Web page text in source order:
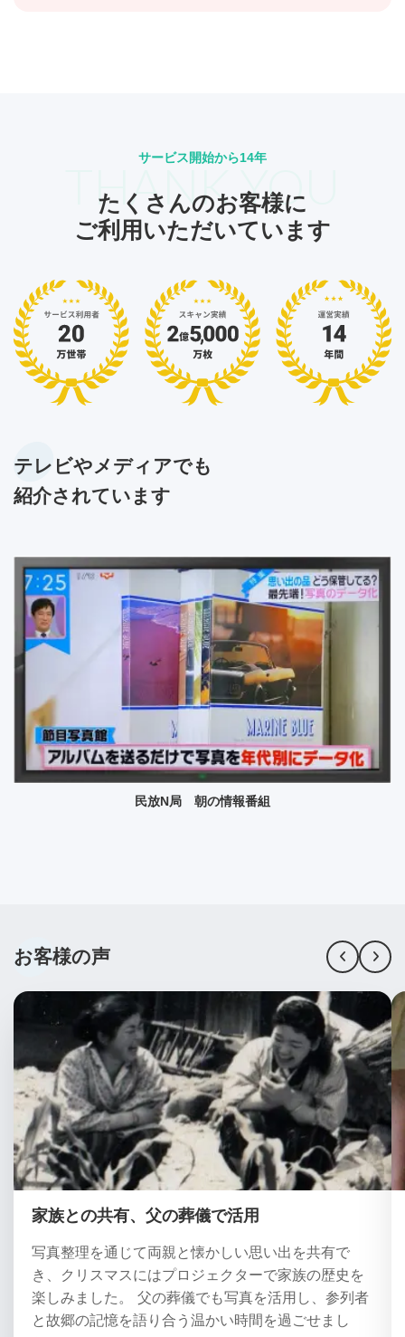
THANK YOU
サービス開始から14年
たくさんのお客様に
ご利用いただいています
テレビやメディアでも
紹介されています
民放N局 朝の情報番組
お客様の声
家族との共有、父の葬儀で活用
写真整理を通じて両親と懐かしい思い出を共有で
き、クリスマスにはプロジェクターで家族の歴史を
楽しみました。 父の葬儀でも写真を活用し、参列者
と故郷の記憶を語り合う温かい時間を過ごせまし